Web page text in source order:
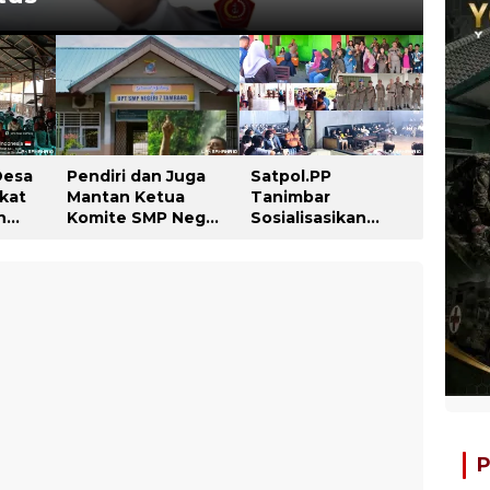
Pendiri dan Juga
Mantan Ketua
Komite SMP Negeri
Satpol.PP
Tanimbar
Sosialisasikan